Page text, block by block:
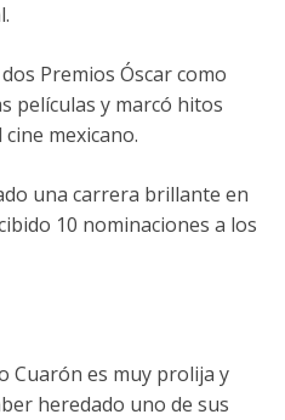
Premios Óscar como
películas y marcó hitos
mexicano.
una carrera brillante en
10 nominaciones a los
Cuarón es muy prolija y
heredado uno de sus